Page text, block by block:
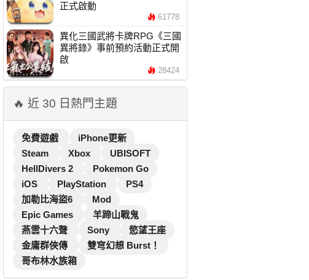
正式啟動
61778
異化三國武將卡牌RPG《三國
異將錄》事前預約活動正式開
啟
28424
🔥 近 30 日熱門主題
免費遊戲
iPhone更新
Steam
Xbox
UBISOFT
HellDivers 2
Pokemon Go
iOS
PlayStation
PS4
加勒比海盜6
Mod
Epic Games
羊蹄山戰鬼
燕雲十六聲
Sony
慾望王座
金庸群俠傳
雙穹幻想 Burst！
哥布林水族箱